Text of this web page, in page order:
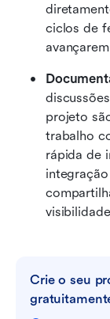
ciclos de
projeto
trabalho
rápida de
Crie o seu